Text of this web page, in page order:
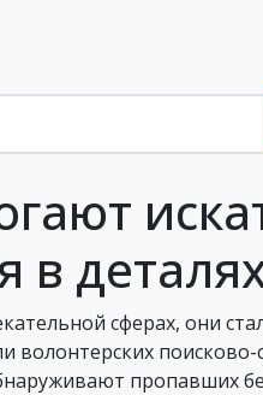
в
сферах, они
поисково-
пропавших